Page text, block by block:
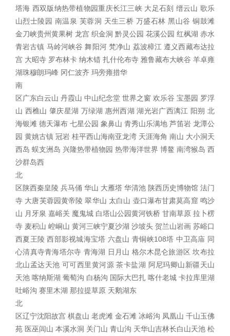
塔海 西双版纳热带植物园重庆长江三峡 大足石刻 缙云山 歌乐
山烈士陵园 南温泉 芙蓉洞 天生三桥 万盛石林 黑山谷 铜鼓滩
金刀峡贵州黄果树 龙宫 织金洞 黔灵公园 花溪公园 红枫湖 赤水
青岩古镇 马岭河峡谷 舞阳河 梵净山 荔波樟江 遵义西藏布达拉
宫 大昭寺 罗布林卡 纳木错 扎什伦布寺 雅鲁藏布大峡谷 羊卓雍
湖珠穆朗玛峰 冈仁波齐 玛旁雍措华
南
区广东白云山 丹霞山 中山纪念堂 世界之窗 欢乐谷 宝墨园 罗浮
山 西樵山 肇庆星湖 万绿湖 惠州西湖 湖光岩广西漓江 阳朔 北
海银滩 德天瀑布 七星公园 象鼻山 青秀山乐满地 芦笛岩 龙潭公
园 黄姚古镇 冠岩 桂平西山海南亚龙湾 天涯海角 南山 大小洞天
西岛 蜈支洲岛 兴隆热带植物园 热带海洋世界 博鳌 南湾猴岛 西
沙群岛西
北
区陕西秦皇陵 兵马俑 华山 大雁塔 华清池 陕西历史博物馆 法门
寺 大唐芙蓉园黄帝陵 翠华山 太白山 壶口瀑布甘肃莫高窟 鸣沙
山 月牙泉 嘉峪关 魔鬼城 白塔山公园黄河铁桥 甘南草原 拉卜楞
寺 麦积山 崆峒山 黄河三峡宁夏沙湖 沙坡头 贺兰山岩画 苏峪口
西夏王陵 西部影视城海宝塔 六盘山 青铜峡108塔 中卫高庙 同
心清真寺青海塔尔寺 青海湖 日月山 格尔木昆仑旅游区 坎布拉
北山孟达天池 可可西里黄河源 茶卡盐湖 阿尼玛卿山新疆天山
天池 喀纳斯湖 葡萄沟 白杨沟 国际大巴扎 喀什老城 卡拉库里湖
吐峪沟 赛里木湖 那拉提草原 天鹅湖东
北
区辽宁沈阳故宫 棋盘山 老虎滩 金石滩 冰峪沟 凤凰山 千山玉佛
苑 医巫闾山 本溪水洞 关门山 青山沟 天华山吉林长白山天池 松